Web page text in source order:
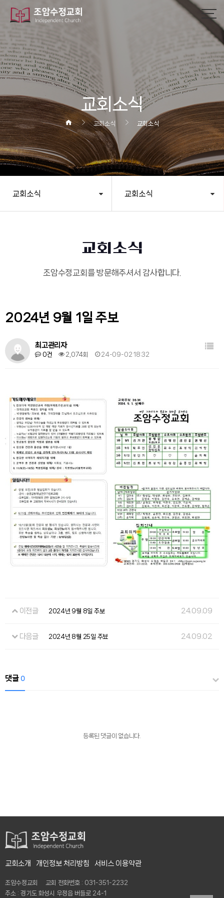
교회소식
교회소식 교회소식
교회소식 교회소식
교회소식
조암수정교회를 방문해주셔서 감사합니다.
2024년 9월 1일 주보
최고관리자
0건 2,074회 24-09-02 18:32
이전글 2024년 9월 8일 주보 24.09.09
다음글 2024년 8월 25일 주뵤 24.09.02
댓글 0
등록된 댓글이 없습니다.
교회소개 개인정보 처리방침 서비스 이용약관
조암수정교회 교회 전화번호 : 031-351-2232
주소 : 경기도 화성시 우정읍 버들로 24-1